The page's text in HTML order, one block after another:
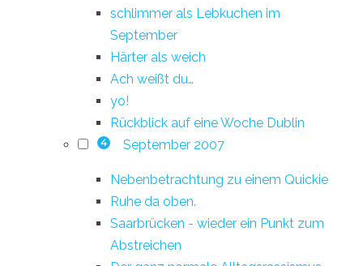
schlimmer als Lebkuchen im
September
Härter als weich
Ach weißt du…
yo!
Rückblick auf eine Woche Dublin
4 September 2007
Nebenbetrachtung zu einem Quickie
Ruhe da oben.
Saarbrücken - wieder ein Punkt zum
Abstreichen